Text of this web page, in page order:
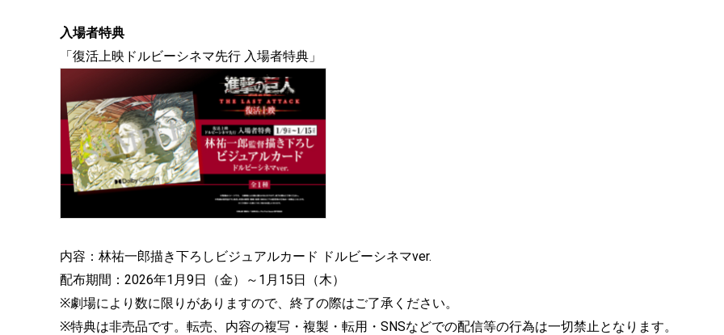
入場者特典
「復活上映ドルビーシネマ先行 入場者特典」
内容：林祐一郎描き下ろしビジュアルカード ドルビーシネマver.
配布期間：2026年1月9日（金）～1月15日（木）
※劇場により数に限りがありますので、終了の際はご了承ください。
※特典は非売品です。転売、内容の複写・複製・転用・SNSなどでの配信等の行為は一切禁止となります。